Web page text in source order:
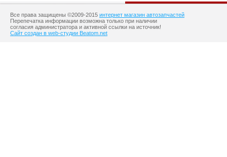
Все права защищены ©2009-2015 интернет магазин автозапчастей
Перепечатка информации возможна только при наличии
согласия администратора и активной ссылки на источник!
Сайт создан в web-студии Beatom.net